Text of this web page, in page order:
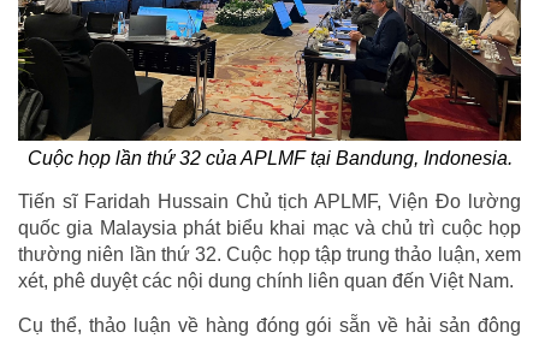
Cuộc họp lần thứ 32 của APLMF tại Bandung, Indonesia.
Tiến sĩ Faridah Hussain Chủ tịch APLMF, Viện Đo lường
quốc gia Malaysia phát biểu khai mạc và chủ trì cuộc họp
thường niên lần thứ 32. Cuộc họp tập trung thảo luận, xem
xét, phê duyệt các nội dung chính liên quan đến Việt Nam.
Cụ thể, thảo luận về hàng đóng gói sẵn về hải sản đông